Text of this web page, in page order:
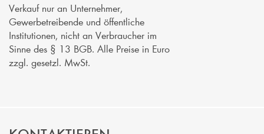
Verkauf nur an Unternehmer,
Gewerbetreibende und öffentliche
Institutionen, nicht an Verbraucher im
Sinne des § 13 BGB. Alle Preise in Euro
zzgl. gesetzl. MwSt.